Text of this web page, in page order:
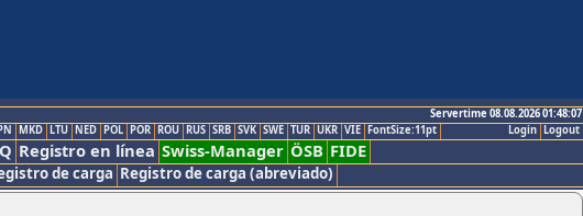
Servertime 08.08.2026 01:48:07
Logout
Login
MKD LTU NED POL POR ROU RUS SRB SVK SWE TUR UKR VIE FontSize:11pt
Registro en línea Swiss-Manager ÖSB FIDE
de carga Registro de carga (abreviado)